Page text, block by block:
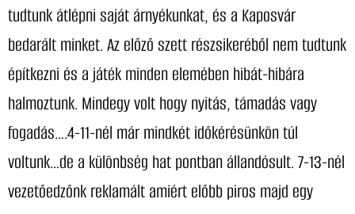
tudtunk átlépni saját árnyékunkat, és a Kaposvár
bedarált minket. Az előző szett részsikeréből nem tudtunk
építkezni és a játék minden elemében hibát-hibára
halmoztunk. Mindegy volt hogy nyitás, támadás vagy
fogadás….4-11-nél már mindkét időkérésünkön túl
voltunk…de a különbség hat pontban állandósult. 7-13-nél
vezetőedzőnk reklamált amiért előbb piros majd egy